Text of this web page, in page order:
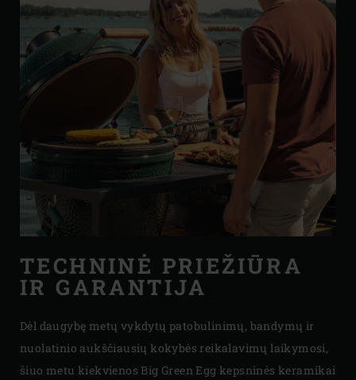
TECHNINĖ PRIEŽIŪRA
IR GARANTIJA
Dėl daugybę metų vykdytų patobulinimų, bandymų ir
nuolatinio aukščiausių kokybės reikalavimų laikymosi,
šiuo metu kiekvienos Big Green Egg kepsninės keramikai